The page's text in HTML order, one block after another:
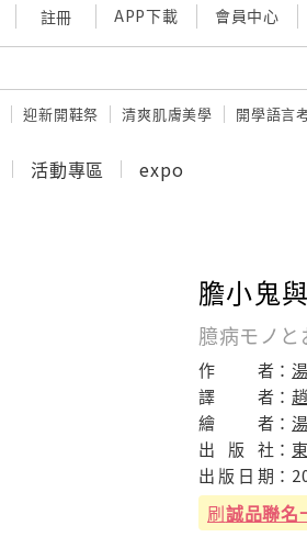
註冊 APP下載 會員中心
迎新開鞋祭 清爽肌膚美學 開學語言
活動專區 expo
膽小鬼
臆病モノ
作 者：
譯
者：
繪
者：
出
版 社：
出 版 日 期：
刷誠品聯名